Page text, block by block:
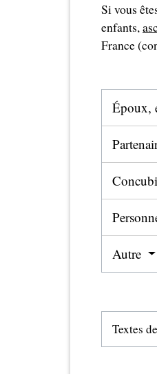
Si vous
enfants,
France
Époux,
Autre
Textes